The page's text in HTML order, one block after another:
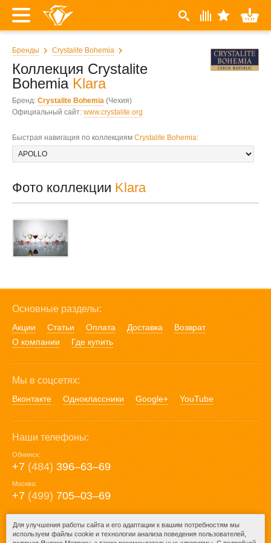
Бренды Crystalite Bohemia
Коллекция Crystalite
Bohemia Klara
Бренд: Crystalite Bohemia (Чехия)
Официальный сайт: www.crystalite.org
Быстрая навигация по коллекциям Crystalite Bohemia:
Фото коллекции Klara
Основные разделы:
Акции Статьи Оплата Доставка
Возврат
О компании
Где купить
Мы в соцсетях:
Вконтакте Одноклассники Google+ YouTube
Наши телефоны:
Обнинск:
+7 (484) 396‒63‒69
Москва:
+7 (499) 705‒03‒69
E-mail:
mail@posuda40.ru
Для улучшения работы сайта и его адаптации к вашим потребностям мы
используем файлы cookie и технологии анализа поведения пользователей,